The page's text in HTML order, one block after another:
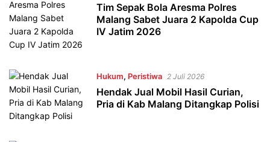
Tim Sepak Bola Aresma Polres
Malang Sabet Juara 2 Kapolda Cup
IV Jatim 2026
Hukum, Peristiwa 2 Juli 2026
Hendak Jual Mobil Hasil Curian,
Pria di Kab Malang Ditangkap Polisi